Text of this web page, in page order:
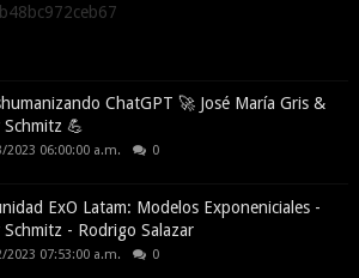
ChatGPT 🚀 José María Gris &
Schmitz 💪
2023 06:00:00 a.m. 0
ExO Latam: Modelos Exponeniciales -
Schmitz - Rodrigo Salazar
2023 07:53:00 a.m. 0